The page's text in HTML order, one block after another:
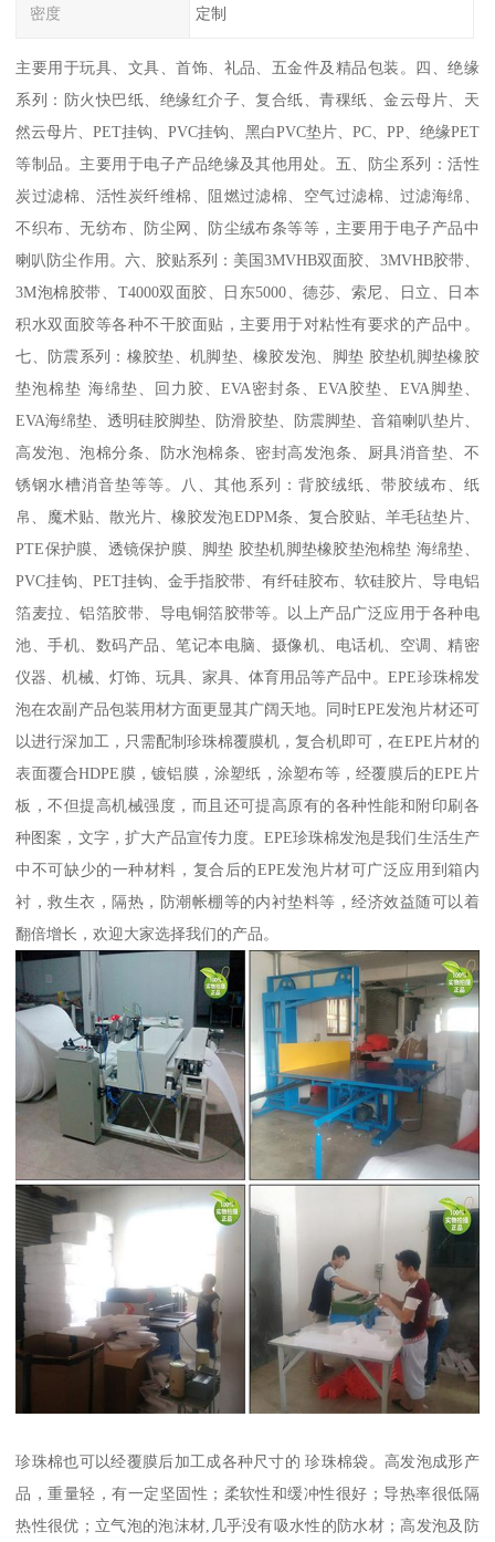
密度 定制
主要用于玩具、文具、首饰、礼品、五金件及精品包装。四、绝缘
系列：防火快巴纸、绝缘红介子、复合纸、青稞纸、金云母片、天
然云母片、PET挂钩、PVC挂钩、黑白PVC垫片、PC、PP、绝缘PET
等制品。主要用于电子产品绝缘及其他用处。五、防尘系列：活性
炭过滤棉、活性炭纤维棉、阻燃过滤棉、空气过滤棉、过滤海绵、
不织布、无纺布、防尘网、防尘绒布条等等，主要用于电子产品中
喇叭防尘作用。六、胶贴系列：美国3MVHB双面胶、3MVHB胶带、
3M泡棉胶带、T4000双面胶、日东5000、德莎、索尼、日立、日本
积水双面胶等各种不干胶面贴，主要用于对粘性有要求的产品中。
七、防震系列：橡胶垫、机脚垫、橡胶发泡、脚垫 胶垫机脚垫橡胶
垫泡棉垫 海绵垫、回力胶、EVA密封条、EVA胶垫、EVA脚垫、
EVA海绵垫、透明硅胶脚垫、防滑胶垫、防震脚垫、音箱喇叭垫片、
高发泡、泡棉分条、防水泡棉条、密封高发泡条、厨具消音垫、不
锈钢水槽消音垫等等。八、其他系列：背胶绒纸、带胶绒布、纸
帛、魔术贴、散光片、橡胶发泡EDPM条、复合胶贴、羊毛毡垫片、
PTE保护膜、透镜保护膜、脚垫 胶垫机脚垫橡胶垫泡棉垫 海绵垫、
PVC挂钩、PET挂钩、金手指胶带、有纤硅胶布、软硅胶片、导电铝
箔麦拉、铝箔胶带、导电铜箔胶带等。以上产品广泛应用于各种电
池、手机、数码产品、笔记本电脑、摄像机、电话机、空调、精密
仪器、机械、灯饰、玩具、家具、体育用品等产品中。EPE珍珠棉发
泡在农副产品包装用材方面更显其广阔天地。同时EPE发泡片材还可
以进行深加工，只需配制珍珠棉覆膜机，复合机即可，在EPE片材的
表面覆合HDPE膜，镀铝膜，涂塑纸，涂塑布等，经覆膜后的EPE片
板，不但提高机械强度，而且还可提高原有的各种性能和附印刷各
种图案，文字，扩大产品宣传力度。EPE珍珠棉发泡是我们生活生产
中不可缺少的一种材料，复合后的EPE发泡片材可广泛应用到箱内
衬，救生衣，隔热，防潮帐棚等的内衬垫料等，经济效益随可以着
翻倍增长，欢迎大家选择我们的产品。
珍珠棉也可以经覆膜后加工成各种尺寸的 珍珠棉袋。高发泡成形产
品，重量轻，有一定坚固性；柔软性和缓冲性很好；导热率很低隔
热性很优；立气泡的泡沫材,几乎没有吸水性的防水材；高发泡及防